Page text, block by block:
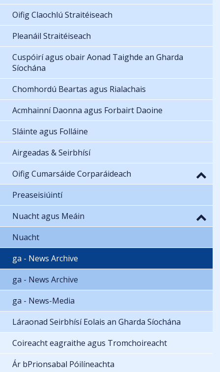
Oifig Claochlú Straitéiseach
Pleanáil Straitéiseach
Cuspóirí agus obair Aonad Taighde an Gharda
Síochána
Chomhordú Beartas agus Rialachais
Acmhainní Daonna agus Forbairt Daoine
Sláinte agus Folláine
Airgeadas & Seirbhísí
Oifig Cumarsáide Corparáideach
Preaseisiúintí
Nuacht agus Meáin
Nuacht
ga - News Archive
ga - News Archive
ga - News-Media
Láraonad Seirbhísí Eolais an Gharda Síochána
Coireacht eagraithe agus Tromchoireacht
Ár bPrionsabal Póilíneachta